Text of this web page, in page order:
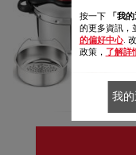
按一下 「我
的更多資訊，
的偏好中心.
政策， 了解詳
我